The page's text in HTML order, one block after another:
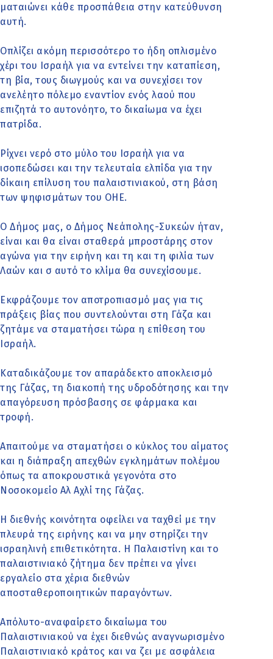
ματαιώνει κάθε προσπάθεια στην κατεύθυνση
αυτή.
Οπλίζει ακόμη περισσότερο το ήδη οπλισμένο
χέρι του Ισραήλ για να εντείνει την καταπίεση,
τη βία, τους διωγμούς και να συνεχίσει τον
ανελέητο πόλεμο εναντίον ενός λαού που
επιζητά το αυτονόητο, το δικαίωμα να έχει
πατρίδα.
Ρίχνει νερό στο μύλο του Ισραήλ για να
ισοπεδώσει και την τελευταία ελπίδα για την
δίκαιη επίλυση του παλαιστινιακού, στη βάση
των ψηφισμάτων του ΟΗΕ.
O Δήμος μας, ο Δήμος Νεάπολης-Συκεών ήταν,
είναι και θα είναι σταθερά μπροστάρης στον
αγώνα για την ειρήνη και τη και τη φιλία των
Λαών και σ αυτό το κλίμα θα συνεχίσουμε.
Εκφράζουμε τον αποτροπιασμό μας για τις
πράξεις βίας που συντελούνται στη Γάζα και
ζητάμε να σταματήσει τώρα η επίθεση του
Ισραήλ.
Καταδικάζουμε τον απαράδεκτο αποκλεισμό
της Γάζας, τη διακοπή της υδροδότησης και την
απαγόρευση πρόσβασης σε φάρμακα και
τροφή.
Απαιτούμε να σταματήσει ο κύκλος του αίματος
και η διάπραξη απεχθών εγκλημάτων πολέμου
όπως τα αποκρουστικά γεγονότα στο
Νοσοκομείο Αλ Αχλί της Γάζας.
Η διεθνής κοινότητα οφείλει να ταχθεί με την
πλευρά της ειρήνης και να μην στηρίζει την
ισραηλινή επιθετικότητα. Η Παλαιστίνη και το
παλαιστινιακό ζήτημα δεν πρέπει να γίνει
εργαλείο στα χέρια διεθνών
αποσταθεροποιητικών παραγόντων.
Απόλυτο-αναφαίρετο δικαίωμα του
Παλαιστινιακού να έχει διεθνώς αναγνωρισμένο
Παλαιστινιακό κράτος και να ζει με ασφάλεια